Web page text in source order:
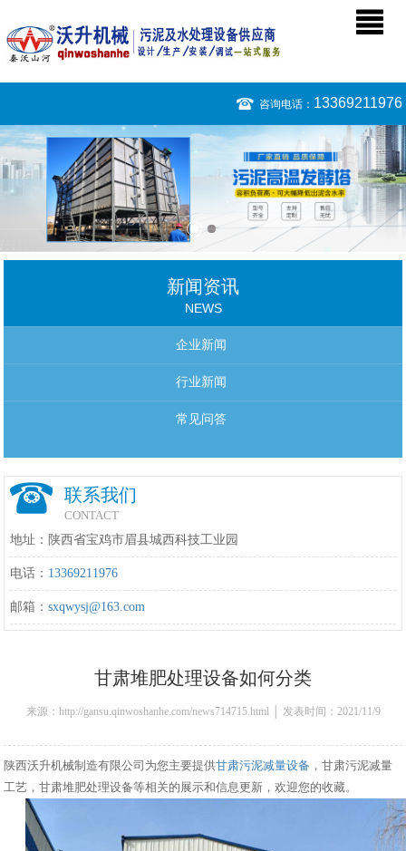
咨询电话： 13369211976
新闻资讯
NEWS
企业新闻
行业新闻
常见问答
联系我们
CONTACT
地址：陕西省宝鸡市眉县城西科技工业园
电话： 13369211976
邮箱：sxqwysj@163.com
甘肃堆肥处理设备如何分类
来源：http://gansu.qinwoshanhe.com/news714715.html │ 发表时间：2021/11/9
陕西沃升机械制造有限公司为您主要提供甘肃污泥减量设备 ，甘肃污泥减量
工艺，甘肃堆肥处理设备等相关的展示和信息更新，欢迎您的收藏。